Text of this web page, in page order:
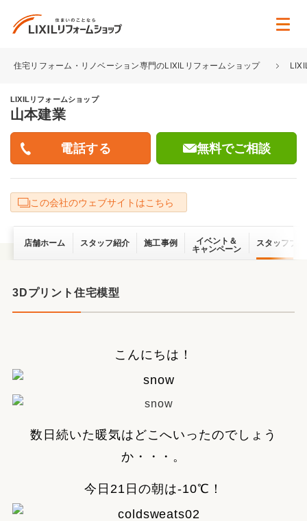
住宅リフォーム・リノベーション専門のLIXILリフォームショップ
LIXILリフォームショップ
山本建業
無料でご相談
この会社のウェブサイトはこちら
店舗ホーム スタッフ紹介 施工事例
イベント＆
キャンペーン
スタッフブ
3Dプリント住宅模型
こんにちは！
数日続いた暖気はどこへいったのでしょう
か・・・。
今日21日の朝は-10℃！